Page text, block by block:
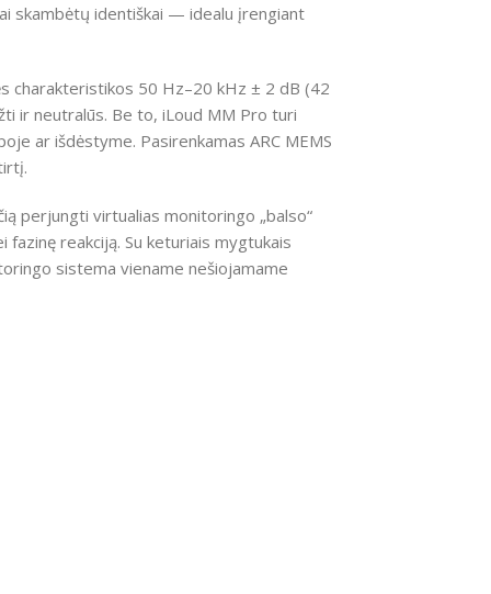
skambėtų identiškai — idealu įrengiant
charakteristikos 50 Hz–20 kHz ± 2 dB (42
ir neutralūs. Be to, iLoud MM Pro turi
ar išdėstyme. Pasirenkamas ARC MEMS
perjungti virtualias monitoringo „balso“
reakciją. Su keturiais mygtukais
sistema viename nešiojamame